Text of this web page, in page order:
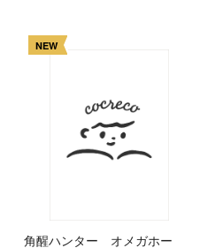
NEW
角醒ハンター オメガホー